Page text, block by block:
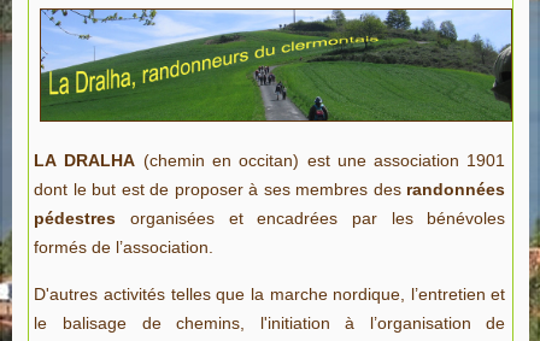
LA DRALHA (chemin en occitan) est une association 1901
dont le but est de proposer à ses membres des randonnées
pédestres organisées et encadrées par les bénévoles
formés de l’association.
D'autres activités telles que la marche nordique, l’entretien et
le balisage de chemins, l'initiation à l’organisation de